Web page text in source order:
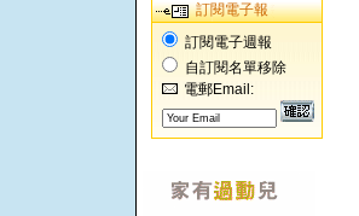
訂閱電子報
訂閱電子週報
自訂閱名單移除
電郵Email: